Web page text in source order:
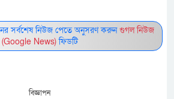
সর্বশেষ নিউজ পেতে অনুসরণ করুনগুগল নিউজ
(Google News)ফিডটি
বিজ্ঞাপন